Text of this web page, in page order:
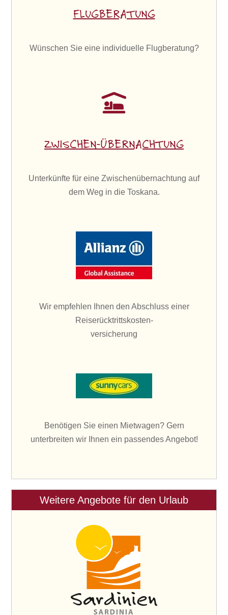
FLUGBERATUNG
Wünschen Sie eine individuelle Flugberatung?
ZWISCHEN-ÜBERNACHTUNG
Unterkünfte für eine Zwischenübernachtung auf
dem Weg in die Toskana.
Wir empfehlen Ihnen den Abschluss einer
Reiserücktrittskosten-
versicherung
Benötigen Sie einen Mietwagen? Gern
unterbreiten wir Ihnen ein passendes Angebot!
Weitere Angebote für den Urlaub